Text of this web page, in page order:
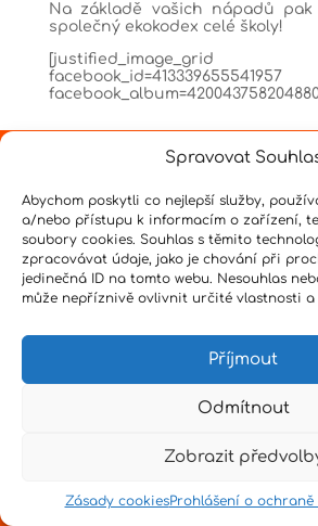
Spravovat
Abychom poskytli co nejlepší služby,
a/nebo přístupu k informacím o zařízení,
soubory cookies. Souhlas s těmito
zpracovávat údaje, jako je chování při
jedinečná ID na tomto webu. Nesouhlas
může nepříznivě ovlivnit určité vlastnosti a
Příjmout
Odmítnout
Zobrazit
Zásady cookiesProhlášení o
Na základě vašich nápadů
společný ekokodex celé školy!
[justified_image_grid
facebook_id=413339655541957
Design by Senpai|Hvězdné